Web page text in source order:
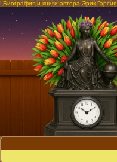
Биография и книги автора Эрик Гарсия